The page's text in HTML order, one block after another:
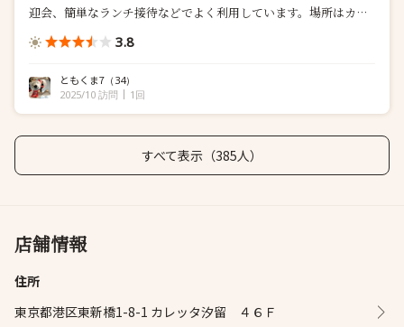
迎会、簡単なランチ接待などでよく利用しています。場所はカレ
ッタ...
3.8
ともくま7 （34）
2025/10 訪問
1回
すべて表示（385人）
店舗情報
住所
東京都港区東新橋1-8-1 カレッタ汐留 ４６Ｆ